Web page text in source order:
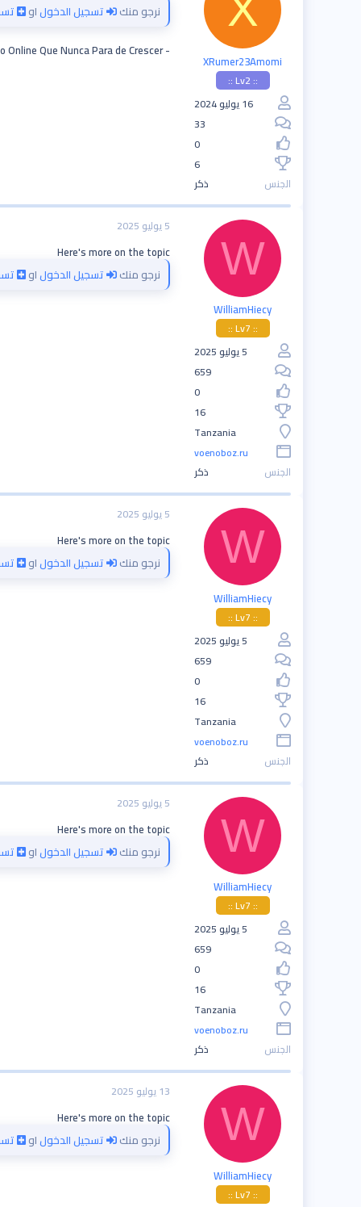
XRumer23Amomi
:: Lv2 ::
16 يوليو 2024
33
0
6
الجنس
ذكر
نرجو منك تسجيل الدخولاو
- O Cassino Online Que Nunca Para de Crescer!
W
WilliamHiecy
:: Lv7 ::
5 يوليو 2025
659
0
16
Tanzania
voenoboz.ru
الجنس
ذكر
5 يوليو 2025
Here's more on the topic
نرجو منك
تسجيل الدخولاو
W
WilliamHiecy
:: Lv7 ::
5 يوليو 2025
659
0
16
Tanzania
voenoboz.ru
الجنس
ذكر
5 يوليو 2025
Here's more on the topic
نرجو منك
تسجيل الدخولاو
W
WilliamHiecy
:: Lv7 ::
5 يوليو 2025
659
0
16
Tanzania
voenoboz.ru
الجنس
ذكر
5 يوليو 2025
Here's more on the topic
نرجو منك
تسجيل الدخولاو
W
WilliamHiecy
:: Lv7 ::
13 يوليو 2025
Here's more on the topic
نرجو منك
تسجيل الدخولاو